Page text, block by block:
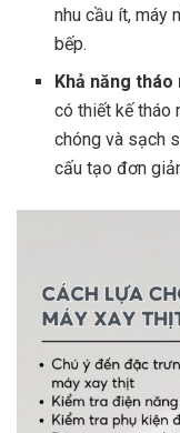
nhu cầu ít, máy
bếp.
Khả năng
có thiết kế tháo
chóng và sạch
cấu tạo đơn